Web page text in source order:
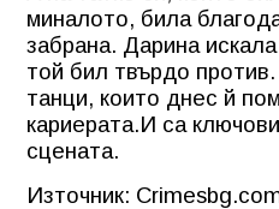
миналото, била
забрана. Дарина
той бил твърдо
танци, които днес й
кариерата.И са
сцената.
Източник: